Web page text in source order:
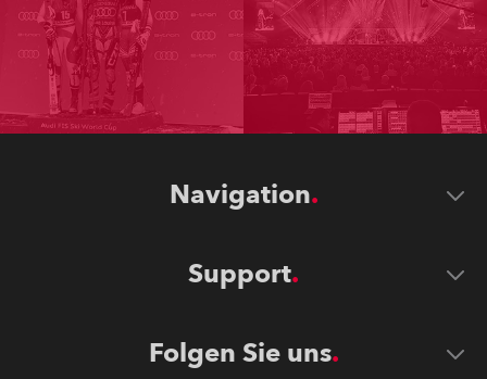
Navigation
Support
Folgen Sie uns